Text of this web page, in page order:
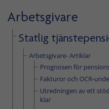
Arbetsgivare
Statlig
Arbetsgivare- Artiklar
Prognosen för
Fakturor och OCR-
Utredningen av ett
klar